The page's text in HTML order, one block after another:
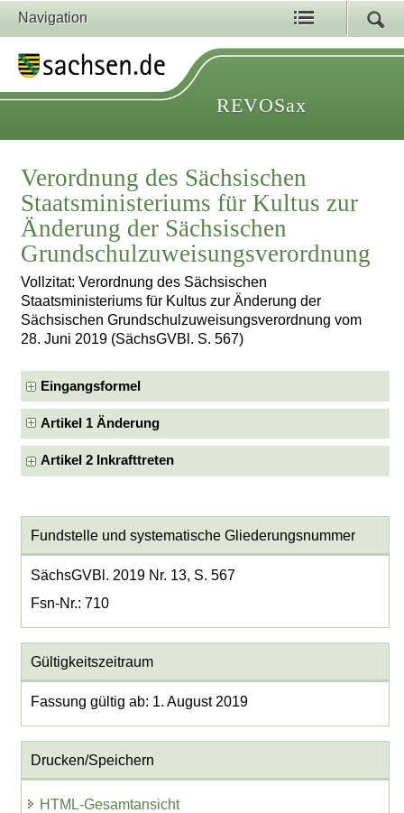
Navigation
REVOSax
Verordnung des Sächsischen
Staatsministeriums für Kultus zur
Änderung der Sächsischen
Grundschulzuweisungsverordnung
Vollzitat: Verordnung des Sächsischen
Staatsministeriums für Kultus zur Änderung der
Sächsischen Grundschulzuweisungsverordnung vom
28. Juni 2019 (SächsGVBl. S. 567)
Eingangsformel
Artikel 1 Änderung
Artikel 2 Inkrafttreten
Fundstelle und systematische Gliederungsnummer
SächsGVBl. 2019 Nr. 13, S. 567
Fsn-Nr.: 710
Gültigkeitszeitraum
Fassung gültig ab: 1. August 2019
Drucken/Speichern
HTML-Gesamtansicht